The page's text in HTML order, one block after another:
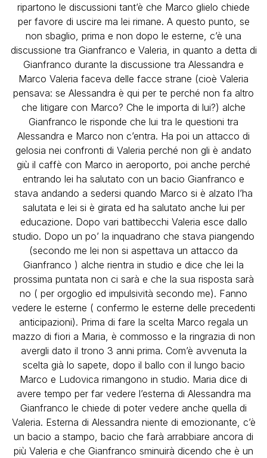
ripartono le discussioni tant’è che Marco glielo chiede
per favore di uscire ma lei rimane. A questo punto, se
non sbaglio, prima e non dopo le esterne, c’è una
discussione tra Gianfranco e Valeria, in quanto a detta di
Gianfranco durante la discussione tra Alessandra e
Marco Valeria faceva delle facce strane (cioè Valeria
pensava: se Alessandra è qui per te perché non fa altro
che litigare con Marco? Che le importa di lui?) alche
Gianfranco le risponde che lui tra le questioni tra
Alessandra e Marco non c’entra. Ha poi un attacco di
gelosia nei confronti di Valeria perché non gli è andato
giù il caffè con Marco in aeroporto, poi anche perché
entrando lei ha salutato con un bacio Gianfranco e
stava andando a sedersi quando Marco si è alzato l’ha
salutata e lei si è girata ed ha salutato anche lui per
educazione. Dopo vari battibecchi Valeria esce dallo
studio. Dopo un po’ la inquadrano che stava piangendo
(secondo me lei non si aspettava un attacco da
Gianfranco ) alche rientra in studio e dice che lei la
prossima puntata non ci sarà e che la sua risposta sarà
no ( per orgoglio ed impulsività secondo me). Fanno
vedere le esterne ( confermo le esterne delle precedenti
anticipazioni). Prima di fare la scelta Marco regala un
mazzo di fiori a Maria, è commosso e la ringrazia di non
avergli dato il trono 3 anni prima. Com’è avvenuta la
scelta già lo sapete, dopo il ballo con il lungo bacio
Marco e Ludovica rimangono in studio. Maria dice di
avere tempo per far vedere l’esterna di Alessandra ma
Gianfranco le chiede di poter vedere anche quella di
Valeria. Esterna di Alessandra niente di emozionante, c’è
un bacio a stampo, bacio che farà arrabbiare ancora di
più Valeria e che Gianfranco sminuirà dicendo che è un